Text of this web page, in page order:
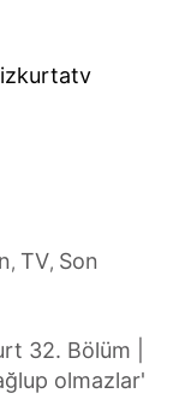
, TV, Son
32. Bölüm |
olmazlar'